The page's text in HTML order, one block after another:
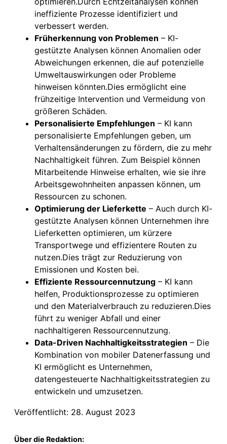
ineffiziente Prozesse identifiziert und
verbessert werden.
Früherkennung von Problemen – KI-
gestützte Analysen können Anomalien oder
Abweichungen erkennen, die auf potenzielle
Umweltauswirkungen oder Probleme
hinweisen könnten.Dies ermöglicht eine
frühzeitige Intervention und Vermeidung von
größeren Schäden.
Personalisierte Empfehlungen – KI kann
personalisierte Empfehlungen geben, um
Verhaltensänderungen zu fördern, die zu mehr
Nachhaltigkeit führen. Zum Beispiel können
Mitarbeitende Hinweise erhalten, wie sie ihre
Arbeitsgewohnheiten anpassen können, um
Ressourcen zu schonen.
Optimierung der Lieferkette – Auch durch KI-
gestützte Analysen können Unternehmen ihre
Lieferketten optimieren, um kürzere
Transportwege und effizientere Routen zu
nutzen.Dies trägt zur Reduzierung von
Emissionen und Kosten bei.
Effiziente Ressourcennutzung – KI kann
helfen, Produktionsprozesse zu optimieren
und den Materialverbrauch zu reduzieren.Dies
führt zu weniger Abfall und einer
nachhaltigeren Ressourcennutzung.
Data-Driven Nachhaltigkeitsstrategien – Die
Kombination von mobiler Datenerfassung und
KI ermöglicht es Unternehmen,
datengesteuerte Nachhaltigkeitsstrategien zu
entwickeln und umzusetzen.
Veröffentlicht: 28. August 2023
Über die Redaktion: